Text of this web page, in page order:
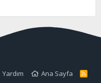
Yardım Ana Sayfa
R